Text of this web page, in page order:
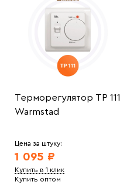
Терморегулятор ТР 111
Warmstad
Цена за штуку:
1 095 ₽
Купить в 1 клик
Купить оптом